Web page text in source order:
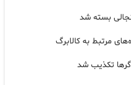
بسته شد
مرتبط به کالابرگ
تکذیب شد